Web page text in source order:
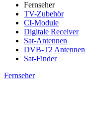
Fernseher
TV-Zubehör
CI-Module
Digitale Receiver
Sat-Antennen
DVB-T2 Antennen
Sat-Finder
Fernseher